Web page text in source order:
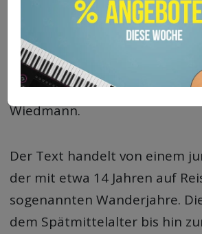
Jahrhundert.
Die ursprüngliche Textfassung
klein“ schrieb der Dresdner
Wiedmann.
Der Text handelt von einem
der mit etwa 14 Jahren auf
sogenannten Wanderjahre.
dem Spätmittelalter bis hin